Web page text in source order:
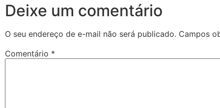
Deixe um comentário
O seu endereço de e-mail não será publicado. Campos
Comentário *